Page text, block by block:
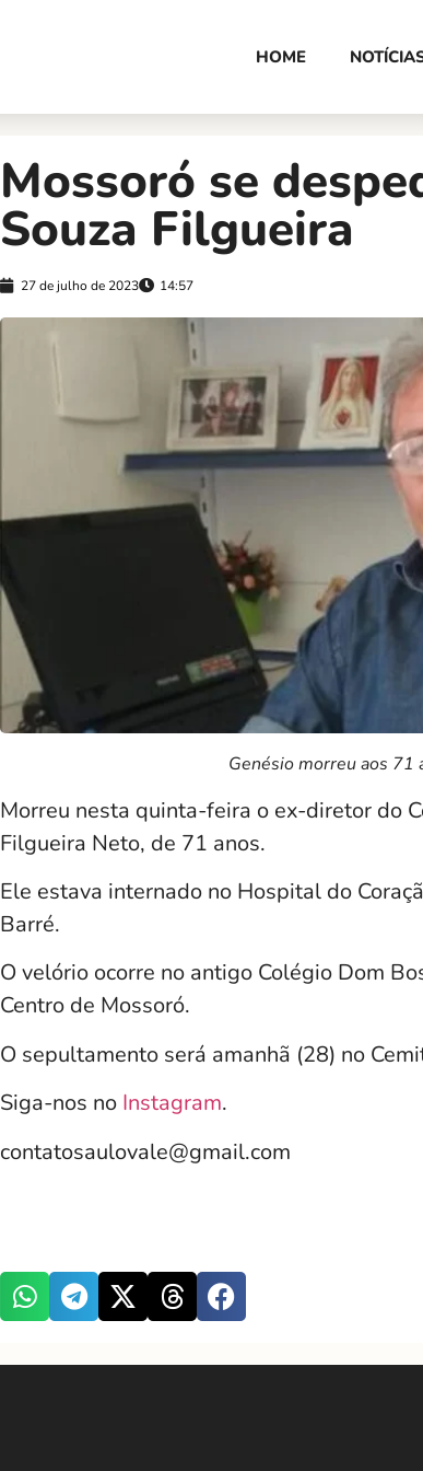
HOME
Mossoró se
Souza Filgueira
27 de julho de 2023 14:57
Genésio morreu aos 71
Morreu nesta quinta-feira o ex-diretor do
Filgueira Neto, de 71 anos.
Ele estava internado no Hospital do
Barré.
O velório ocorre no antigo Colégio Dom
Centro de Mossoró.
O sepultamento será amanhã (28) no
Siga-nos no Instagram.
contatosaulovale@gmail.com